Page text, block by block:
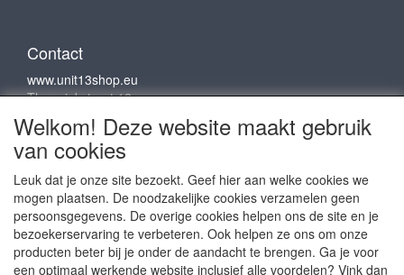
Contact
www.unit13shop.eu
Thermiekstraat 12
6361 HB Nuth
info@unit13shop.eu
Sociale media
Welkom! Deze website maakt gebruik
van cookies
Leuk dat je onze site bezoekt. Geef hier aan welke cookies we
mogen plaatsen. De noodzakelijke cookies verzamelen geen
persoonsgegevens. De overige cookies helpen ons de site en je
bezoekerservaring te verbeteren. Ook helpen ze ons om onze
producten beter bij je onder de aandacht te brengen. Ga je voor
een optimaal werkende website inclusief alle voordelen? Vink dan